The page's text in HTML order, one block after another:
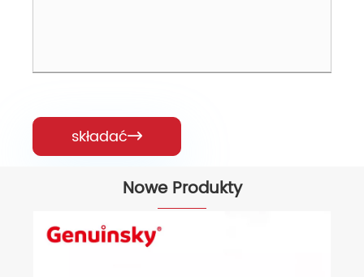
składać
Nowe Produkty